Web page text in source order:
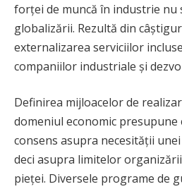
forței de muncă în industrie nu
globalizării. Rezultă din
externalizarea serviciilor
companiilor industriale și
Definirea mijloacelor de
domeniul economic
consens asupra necesității
deci asupra limitelor
pieței. Diversele programe de